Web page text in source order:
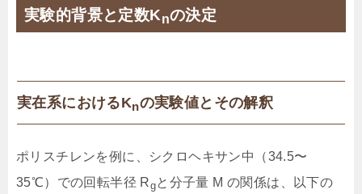
実験的背景と定数Knの決定
実在系におけるKnの実験値とその解釈
ポリスチレンを例に、シクロヘキサン中（34.5〜
35℃）での回転半径 Rgと分子量 M の関係は、以下の